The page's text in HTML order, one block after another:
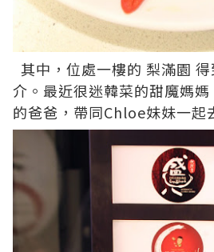
其中，位處一樓的 梨滿園
介。最近很迷韓菜的甜魔媽
的爸爸，帶同Chloe妹妹一起